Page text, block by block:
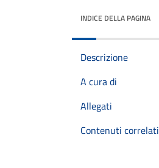
INDICE DELLA PAGINA
Descrizione
A cura di
Allegati
Contenuti correlati